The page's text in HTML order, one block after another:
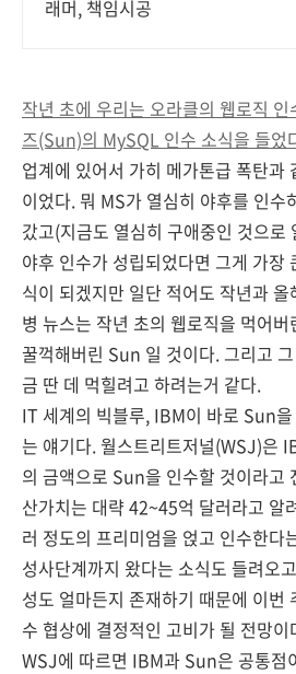
래머, 책임시공
작년 초에 우리는 오라클의 웹로직
즈(Sun)의 MySQL 인수 소식을 들었
업계에 있어서 가히 메가톤급 폭탄과
이었다. 뭐 MS가 열심히 야후를 인수
갔고(지금도 열심히 구애중인 것으로
야후 인수가 성립되었다면 그게 가장
식이 되겠지만 일단 적어도 작년과
병 뉴스는 작년 초의 웹로직을 먹어
꿀꺽해버린 Sun 일 것이다. 그리고
금 딴 데 먹힐려고 하려는거 같다.
IT 세계의 빅블루, IBM이 바로 Sun
는 얘기다. 월스트리트저널(WSJ)은
의 금액으로 Sun을 인수할 것이라고
산가치는 대략 42~45억 달러라고 알
러 정도의 프리미엄을 얹고 인수한다
성사단계까지 왔다는 소식도 들려오
성도 얼마든지 존재하기 때문에 이
수 협상에 결정적인 고비가 될 전망이
WSJ에 따르면 IBM과 Sun은 공통점